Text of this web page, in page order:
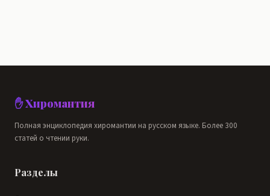
✋ Хиромантия
Полная энциклопедия хиромантии на русском языке. Более 300
статей о чтении руки.
Разделы